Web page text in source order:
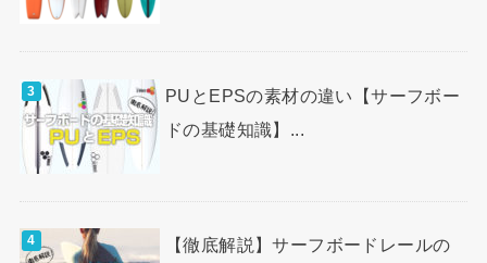
PUとEPSの素材の違い【サーフボー
ドの基礎知識】...
【徹底解説】サーフボードレールの